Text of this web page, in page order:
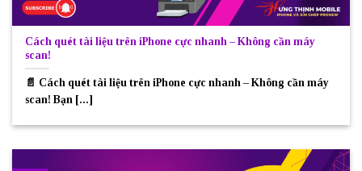
Cách quét tài liệu trên iPhone cực nhanh – Không cần máy
scan!
📄 Cách quét tài liệu trên iPhone cực nhanh – Không cần máy
scan! Bạn [...]